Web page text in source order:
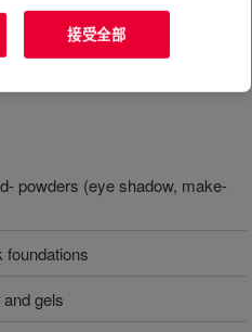
称：聚二甲基硅氧烷/乙烯
（及）月桂酰赖氨酸
powders (eye shadow, make-
foundations
gels
接受全部